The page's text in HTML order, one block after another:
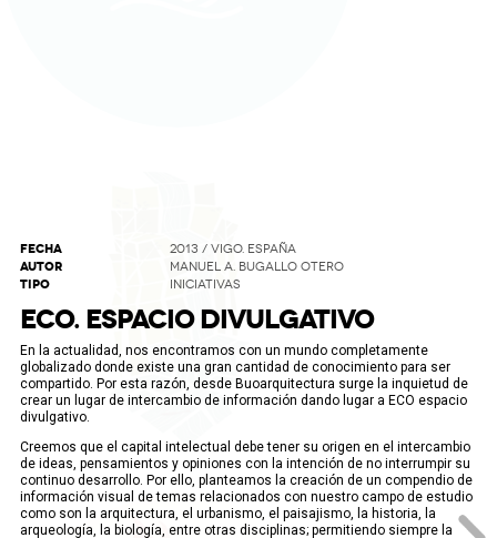
FECHA 2013 / VIGO. ESPAÑA
AUTOR MANUEL A. BUGALLO OTERO
TIPO INICIATIVAS
ECO. ESPACIO DIVULGATIVO
En la actualidad, nos encontramos con un mundo completamente
globalizado donde existe una gran cantidad de conocimiento para ser
compartido. Por esta razón, desde Buoarquitectura surge la inquietud de
crear un lugar de intercambio de información dando lugar a ECO espacio
divulgativo.
Creemos que el capital intelectual debe tener su origen en el intercambio
de ideas, pensamientos y opiniones con la intención de no interrumpir su
continuo desarrollo. Por ello, planteamos la creación de un compendio de
información visual de temas relacionados con nuestro campo de estudio
como son la arquitectura, el urbanismo, el paisajismo, la historia, la
arqueología, la biología, entre otras disciplinas; permitiendo siempre la